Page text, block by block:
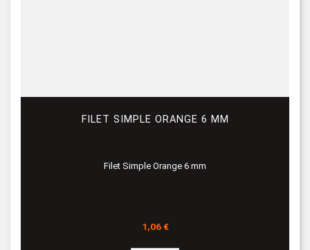
FILET SIMPLE ORANGE 6 MM
Filet Simple Orange 6 mm
Prix
1,06 €